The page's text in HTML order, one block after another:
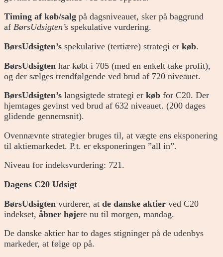
Timing af køb/salg på dagsniveauet, sker på baggrund
af BørsUdsigten’s spekulative vurdering.
BørsUdsigten’s spekulative (tertiære) strategi er køb.
BørsUdsigten har købt i 705 (med en enkelt take profit),
og der sælges trendfølgende ved brud af 720 niveauet.
BørsUdsigten’s langsigtede strategi er køb for C20. Der
hjemtages gevinst ved brud af 632 niveauet. (200 dages
glidende gennemsnit).
Ovennævnte strategier bruges til, at vægte ens eksponering
til aktiemarkedet. P.t. er eksponeringen ”all in”.
Niveau for indeksvurdering: 721.
Dagens C20 Udsigt
BørsUdsigten vurderer, at de danske aktier ved C20
indekset, åbner højere nu til morgen, mandag.
De danske aktier har to dages stigninger på de udenbys
markeder, at følge op på.